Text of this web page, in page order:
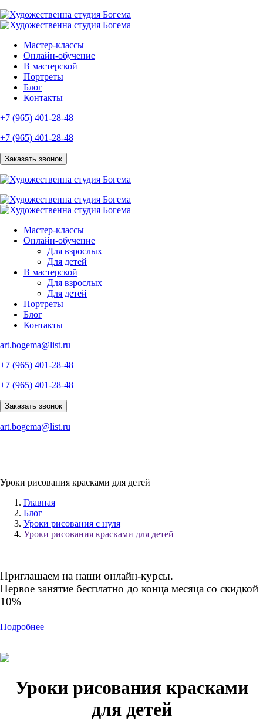
Мастер-классы
Онлайн-обучение
В мастерской
Портреты
Блог
Контакты
+7 (965) 401-28-48
+7 (965) 401-28-48
Заказать звонок
Мастер-классы
Онлайн-обучение
Для взрослых
Для детей
В мастерской
Для взрослых
Для детей
Портреты
Блог
Контакты
art.bogema@list.ru
+7 (965) 401-28-48
+7 (965) 401-28-48
Заказать звонок
art.bogema@list.ru
Уроки рисования красками для детей
Главная
Блог
Уроки рисования с нуля
Уроки рисования красками для детей
Приглашаем на наши онлайн-курсы.
Первое занятие бесплатно до конца месяца со скидкой
10%
Подробнее
Уроки рисования красками
для детей